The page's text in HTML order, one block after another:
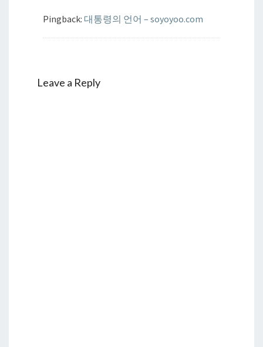
Pingback: 대통령의 언어 – soyoyoo.com
Leave a Reply